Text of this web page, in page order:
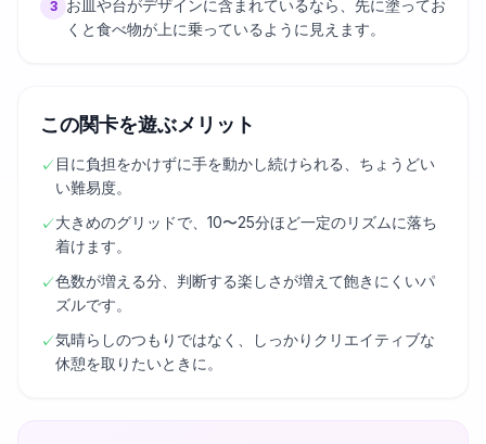
3
お皿や台がデザインに含まれているなら、先に塗ってお
くと食べ物が上に乗っているように見えます。
この関卡を遊ぶメリット
✓ 目に負担をかけずに手を動かし続けられる、ちょうどい
い難易度。
✓大きめのグリッドで、10〜25分ほど一定のリズムに落ち
着けます。
✓色数が増える分、判断する楽しさが増えて飽きにくいパ
ズルです。
✓気晴らしのつもりではなく、しっかりクリエイティブな
休憩を取りたいときに。